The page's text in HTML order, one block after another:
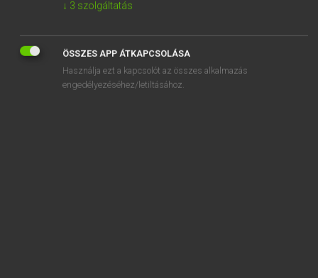
MICROSOFT OFFICE BŐVÍTMÉNY
BEÉPÜLŐ SZÓTÁRMODUL
ONLINE NYELVVIZSGA
↓ 3 szolgáltatás
ÖSSZES APP ÁTKAPCSOLÁSA
Használja ezt a kapcsolót az összes alkalmazás
engedélyezéséhez/letiltásához.